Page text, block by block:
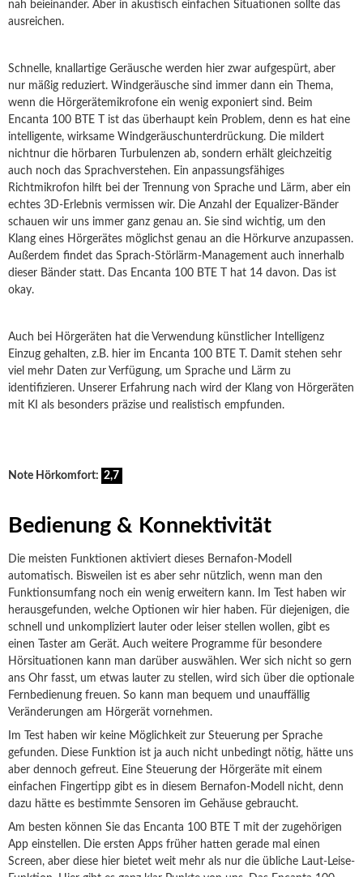
nah beieinander. Aber in akustisch einfachen Situationen sollte das
ausreichen.
Schnelle, knallartige Geräusche werden hier zwar aufgespürt, aber
nur mäßig reduziert. Windgeräusche sind immer dann ein Thema,
wenn die Hörgerätemikrofone ein wenig exponiert sind. Beim
Encanta 100 BTE T ist das überhaupt kein Problem, denn es hat eine
intelligente, wirksame Windgeräuschunterdrückung. Die mildert
nichtnur die hörbaren Turbulenzen ab, sondern erhält gleichzeitig
auch noch das Sprachverstehen. Ein anpassungsfähiges
Richtmikrofon hilft bei der Trennung von Sprache und Lärm, aber ein
echtes 3D-Erlebnis vermissen wir. Die Anzahl der Equalizer-Bänder
schauen wir uns immer ganz genau an. Sie sind wichtig, um den
Klang eines Hörgerätes möglichst genau an die Hörkurve anzupassen.
Außerdem findet das Sprach-Störlärm-Management auch innerhalb
dieser Bänder statt. Das Encanta 100 BTE T hat 14 davon. Das ist
okay.
Auch bei Hörgeräten hat die Verwendung künstlicher Intelligenz
Einzug gehalten, z.B. hier im Encanta 100 BTE T. Damit stehen sehr
viel mehr Daten zur Verfügung, um Sprache und Lärm zu
identifizieren. Unserer Erfahrung nach wird der Klang von Hörgeräten
mit KI als besonders präzise und realistisch empfunden.
Note Hörkomfort: 2,7
Bedienung & Konnektivität
Die meisten Funktionen aktiviert dieses Bernafon-Modell
automatisch. Bisweilen ist es aber sehr nützlich, wenn man den
Funktionsumfang noch ein wenig erweitern kann. Im Test haben wir
herausgefunden, welche Optionen wir hier haben. Für diejenigen, die
schnell und unkompliziert lauter oder leiser stellen wollen, gibt es
einen Taster am Gerät. Auch weitere Programme für besondere
Hörsituationen kann man darüber auswählen. Wer sich nicht so gern
ans Ohr fasst, um etwas lauter zu stellen, wird sich über die optionale
Fernbedienung freuen. So kann man bequem und unauffällig
Veränderungen am Hörgerät vornehmen.
Im Test haben wir keine Möglichkeit zur Steuerung per Sprache
gefunden. Diese Funktion ist ja auch nicht unbedingt nötig, hätte uns
aber dennoch gefreut. Eine Steuerung der Hörgeräte mit einem
einfachen Fingertipp gibt es in diesem Bernafon-Modell nicht, denn
dazu hätte es bestimmte Sensoren im Gehäuse gebraucht.
Am besten können Sie das Encanta 100 BTE T mit der zugehörigen
App einstellen. Die ersten Apps früher hatten gerade mal einen
Screen, aber diese hier bietet weit mehr als nur die übliche Laut-Leise-